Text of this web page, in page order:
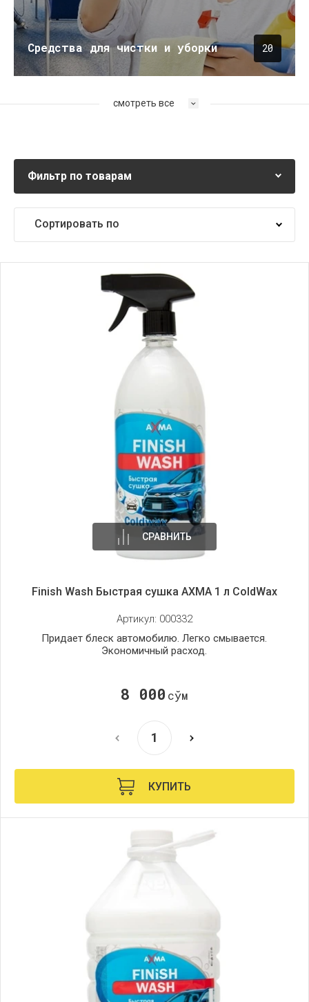
Средства для чистки и уборки 20
смотреть все
Фильтр по товарам
Сортировать по
Самые дешевые
Самые дорогие
СРАВНИТЬ
Finish Wash Быстрая сушка AXMA 1 л ColdWax
Артикул: 000332
Придает блеск автомобилю. Легко смывается.
Экономичный расход.
8 000 сўм
КУПИТЬ